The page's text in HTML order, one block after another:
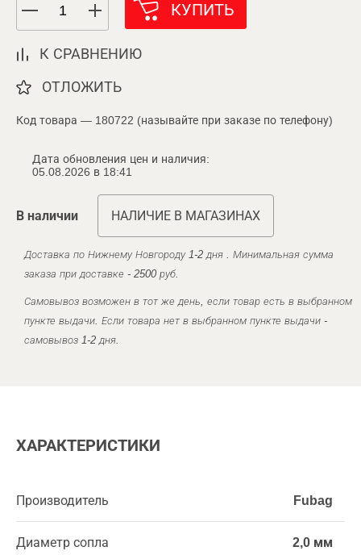
КУПИТЬ
К СРАВНЕНИЮ
ОТЛОЖИТЬ
Код товара — 180722 (называйте при заказе по телефону)
Дата обновления цен и наличия:
05.08.2026 в 18:41
В наличии НАЛИЧИЕ В МАГАЗИНАХ
Доставка по Нижнему Новгороду 1-2 дня . Минимальная сумма
заказа при доставке - 2500 руб.
Самовывоз возможен в тот же день, если товар есть в выбранном
пункте выдачи. Если товара нет в выбранном пункте выдачи -
самовывоз 1-2 дня.
ХАРАКТЕРИСТИКИ
Производитель Fubag
Диаметр сопла 2,0 мм